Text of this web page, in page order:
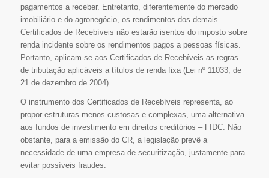
pagamentos a receber. Entretanto, diferentemente do mercado
imobiliário e do agronegócio, os rendimentos dos demais
Certificados de Recebíveis não estarão isentos do imposto sobre
renda incidente sobre os rendimentos pagos a pessoas físicas.
Portanto, aplicam-se aos Certificados de Recebíveis as regras
de tributação aplicáveis a títulos de renda fixa (Lei nº 11033, de
21 de dezembro de 2004).
O instrumento dos Certificados de Recebíveis representa, ao
propor estruturas menos custosas e complexas, uma alternativa
aos fundos de investimento em direitos creditórios – FIDC. Não
obstante, para a emissão do CR, a legislação prevê a
necessidade de uma empresa de securitização, justamente para
evitar possíveis fraudes.